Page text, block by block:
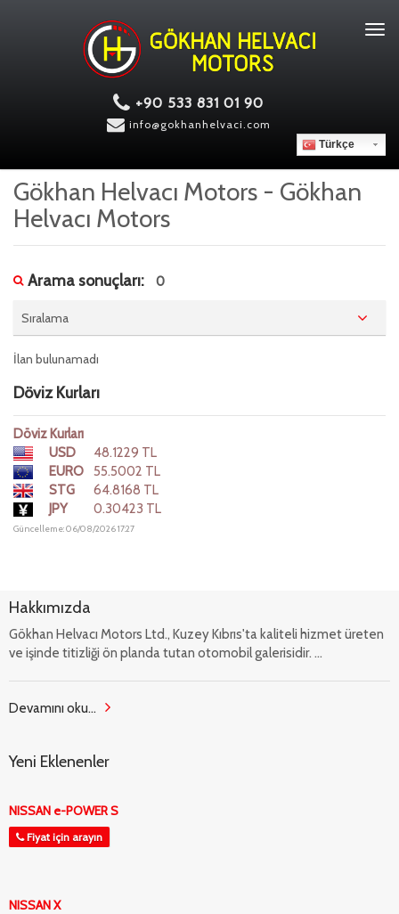
+90 533 831 01 90
info@gokhanhelvaci.com
Türkçe
Gökhan Helvacı Motors - Gökhan
Helvacı Motors
Arama sonuçları: 0
Sıralama
İlan bulunamadı
Döviz Kurları
Döviz Kurları
USD
48.1229 TL
EURO
55.5002 TL
STG
64.8168 TL
JPY
0.30423 TL
Güncelleme: 06/08/2026 17:27
Hakkımızda
Gökhan Helvacı Motors Ltd., Kuzey Kıbrıs'ta kaliteli hizmet üreten
ve işinde titizliği ön planda tutan otomobil galerisidir. ...
Devamını oku...
Yeni Eklenenler
NISSAN e-POWER S
Fiyat için arayın
NISSAN X